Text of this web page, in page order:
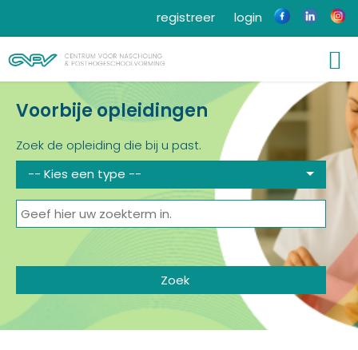
login
registreer
Voorbije opleidingen
Zoek de opleiding die bij u past.
-- Kies een type --